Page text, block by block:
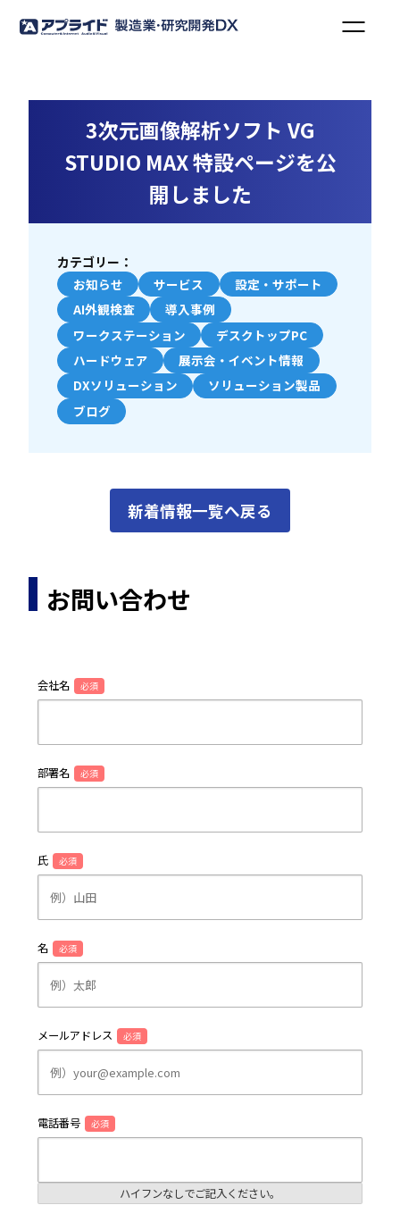
3次元画像解析ソフト VG
STUDIO MAX 特設ページを公
開しました
カテゴリー：
お知らせ
サービス
設定・サポート
AI外観検査
導入事例
ワークステーション
デスクトップPC
ハードウェア
展示会・イベント情報
DXソリューション
ソリューション製品
ブログ
新着情報一覧へ戻る
お問い合わせ
会社名 必須
部署名 必須
氏 必須
名 必須
メールアドレス 必須
電話番号 必須
ハイフンなしでご記入ください。